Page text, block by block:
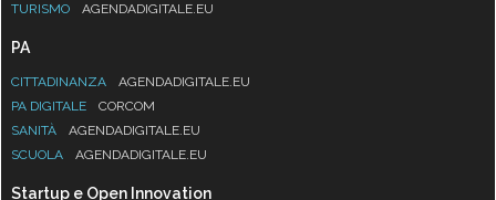
TURISMO
AGENDADIGITALE.EU
PA
CITTADINANZA
AGENDADIGITALE.EU
PA DIGITALE
CORCOM
SANITÀ
AGENDADIGITALE.EU
SCUOLA
AGENDADIGITALE.EU
Startup e Open Innovation